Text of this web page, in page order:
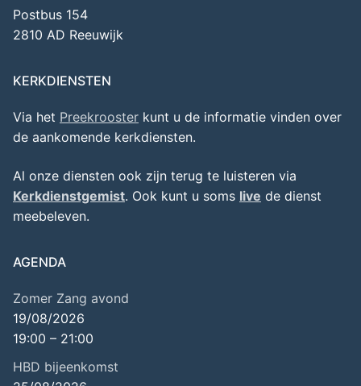
Postbus 154
2810 AD Reeuwijk
KERKDIENSTEN
Via het Preekrooster kunt u de informatie vinden over
de aankomende kerkdiensten.
Al onze diensten ook zijn terug te luisteren via
Kerkdienstgemist. Ook kunt u soms live de dienst
meebeleven.
AGENDA
Zomer Zang avond
19/08/2026
19:00 – 21:00
HBD bijeenkomst